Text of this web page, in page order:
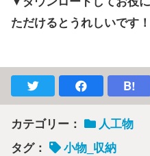
ただけるとうれしいです！
B!
カテゴリー：
人工物
タグ：
小物_収納